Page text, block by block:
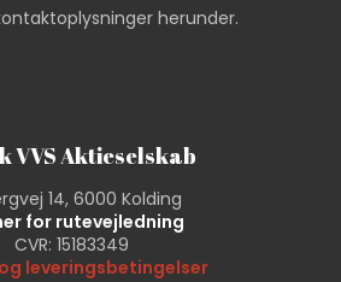
herunder.
VVS Aktieselskab
14, 6000 Kolding
for rutevejledning
CVR: 15183349
leveringsbetingelser​